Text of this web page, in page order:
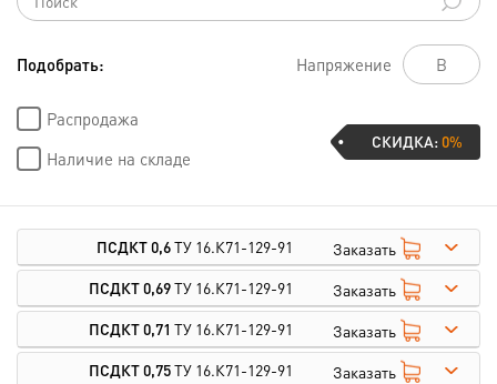
Подобрать: Напряжение
Распродажа
Наличие на складе
СКИДКА:0%
ПСДКТ 0,6ТУ 16.К71-129-91
Заказать
ПСДКТ 0,69ТУ 16.К71-129-91
Заказать
ПСДКТ 0,71 ТУ 16.К71-129-91
Заказать
ПСДКТ 0,75ТУ 16.К71-129-91
Заказать